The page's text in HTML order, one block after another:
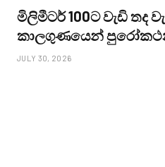
මිලිමීටර් 100ට වැඩි තද
කාලගුණයෙන්
JULY 30, 2026